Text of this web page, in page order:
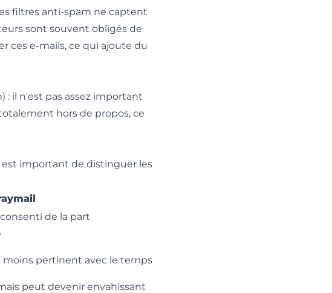
filtres anti-spam ne captent
sont souvent obligés de
ces e-mails, ce qui ajoute du
: il n'est pas assez important
hors de propos, ce
est important de distinguer les
de la part
pertinent avec le temps
peut devenir envahissant